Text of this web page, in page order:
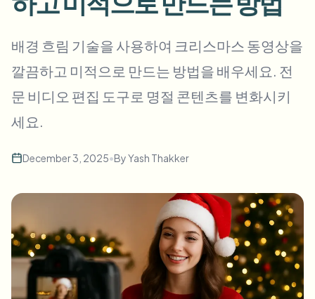
거리 인터뷰 블러
게임 및 스트림 블러
얼굴 익명화
음성 익명화 도구
비디오 인텔리전스
대량 동영상 블러
여러 동영상을 한 번에 처리
대량 배치, 보존 및 SLA
대량 번호판 블러
기업 영역, 정책 및 검토
API & SDK
업로드, 작업 및 웹훅 자동화
배경 흐림 기술을 사용하여 크리스마스 동영상을
깔끔하고 미적으로 만드는 방법을 배우세요. 전
문 비디오 편집 도구로 명절 콘텐츠를 변화시키
세요.
December 3, 2025•ByYash Thakker